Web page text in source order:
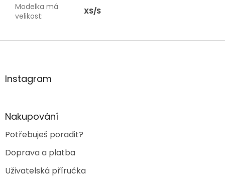
Modelka má
velikost: XS/S
Z
aInstagram
Nakupování
Potřebuješ poradit?
Doprava a platba
Uživatelská příručka